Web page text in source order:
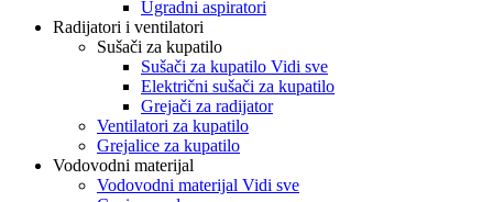
Ugradni aspiratori
Radijatori i ventilatori
Sušači za kupatilo
Sušači za kupatilo Vidi sve
Električni sušači za kupatilo
Grejači za radijator
Ventilatori za kupatilo
Grejalice za kupatilo
Vodovodni materijal
Vodovodni materijal Vidi sve